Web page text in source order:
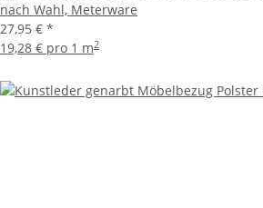
nach Wahl, Meterware
27,95 € *
19,28 € pro 1 m2